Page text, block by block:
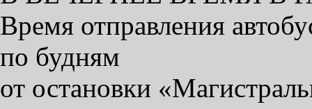
Время отправления
по будням
от остановки